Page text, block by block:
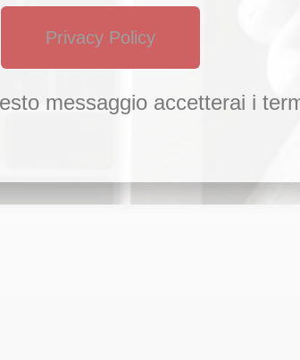
Privacy Policy
messaggio accetterai i